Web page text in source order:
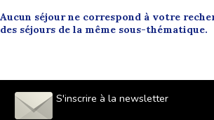
Aucun séjour ne correspond à votre
des séjours de la même sous-thématique.
S'inscrire à la newsletter